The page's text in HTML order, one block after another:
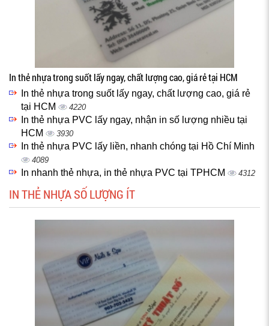
In thẻ nhựa trong suốt lấy ngay, chất lượng cao, giá rẻ tại HCM
In thẻ nhựa trong suốt lấy ngay, chất lượng cao, giá rẻ
tại HCM
4220
In thẻ nhựa PVC lấy ngay, nhận in số lượng nhiều tại
HCM
3930
In thẻ nhựa PVC lấy liền, nhanh chóng tại Hồ Chí Minh
4089
In nhanh thẻ nhựa, in thẻ nhựa PVC tại TPHCM 4312
IN THẺ NHỰA SỐ LƯỢNG ÍT